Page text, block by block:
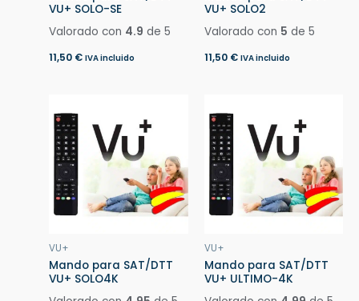
VU+ SOLO-SE
Valorado con 4.9 de 5
11,50 € IVA incluido
VU+ SOLO2
Valorado con 5 de 5
11,50 € IVA incluido
VU+
Mando para SAT/DTT
VU+ SOLO4K
VU+
Mando para SAT/DTT
VU+ ULTIMO-4K